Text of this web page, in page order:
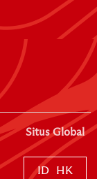
Situs Global
ID HK